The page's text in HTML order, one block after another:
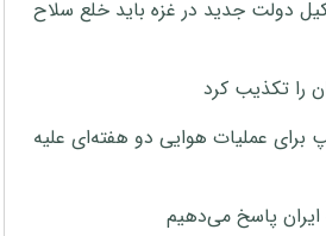
دولت جدید در غزه باید خلع سلاح
را تکذیب کرد
برای عملیات هوایی دو هفته‌ای علیه
پاسخ می‌دهیم